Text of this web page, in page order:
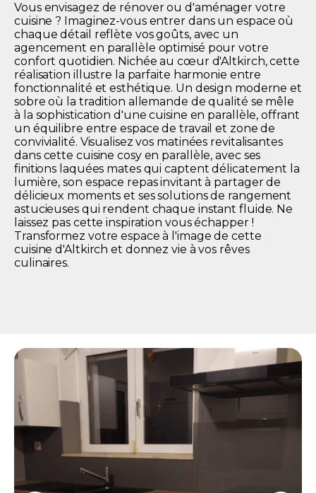
Vous envisagez de rénover ou d'aménager votre
cuisine ? Imaginez-vous entrer dans un espace où
chaque détail reflète vos goûts, avec un
agencement en parallèle optimisé pour votre
confort quotidien. Nichée au cœur d'Altkirch, cette
réalisation illustre la parfaite harmonie entre
fonctionnalité et esthétique. Un design moderne et
sobre où la tradition allemande de qualité se mêle
à la sophistication d'une cuisine en parallèle, offrant
un équilibre entre espace de travail et zone de
convivialité. Visualisez vos matinées revitalisantes
dans cette cuisine cosy en parallèle, avec ses
finitions laquées mates qui captent délicatement la
lumière, son espace repas invitant à partager de
délicieux moments et ses solutions de rangement
astucieuses qui rendent chaque instant fluide. Ne
laissez pas cette inspiration vous échapper !
Transformez votre espace à l'image de cette
cuisine d'Altkirch et donnez vie à vos rêves
culinaires.